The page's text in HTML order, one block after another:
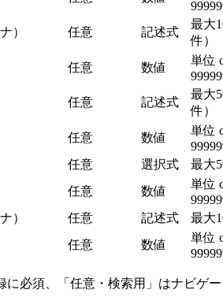
） 任意 記述式
最大
件）
任意 数値
単位
任意 記述式
最大
件）
任意 数値
単位
任意 選択式 最大
任意 数値
単位
） 任意 記述式 最大
任意 数値
単位
に必須、「任意・検索用」はナビゲ